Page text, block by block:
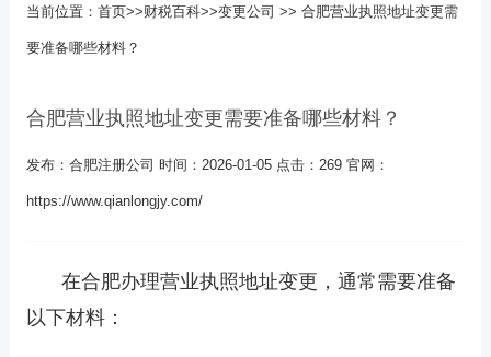
当前位置： 首页>>财税百科>>变更公司 >> 合肥营业执照地址变更需
要准备哪些材料？
合肥营业执照地址变更需要准备哪些材料？
发布：合肥注册公司 时间：2026-01-05 点击： 269官网：
https://www.qianlongjy.com/
在合肥办理营业执照地址变更，通常需要准备
以下材料：